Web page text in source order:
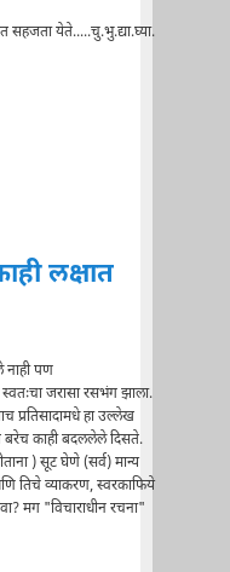
येते.....चु.भु.द्या.घ्या.
लक्षात
नाही पण
जरासा रसभंग झाला.
प्रतिसादामधे हा उल्लेख
बरेच काही बदललेले दिसते.
) सूट घेणे (सर्व) मान्य
तिचे व्याकरण, स्वरकाफिये
मग "विचाराधीन रचना"